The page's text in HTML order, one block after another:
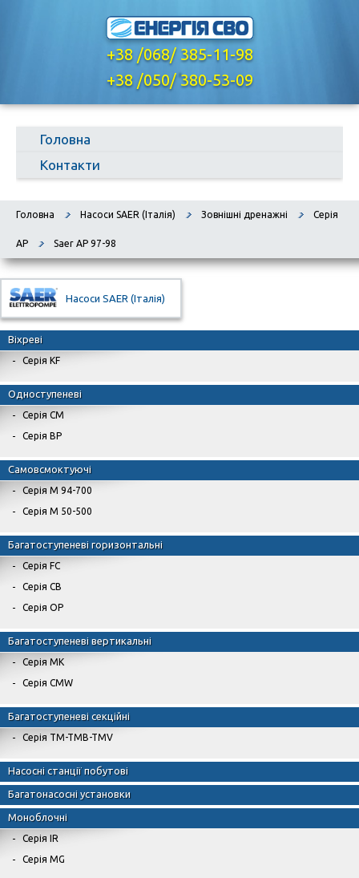
+38 /068/ 385-11-98
,
+38 /050/ 380-53-09
Головна
Контакти
Головна Насоси SAER (Італія) Зовнішні дренажні Серія
AP Saer AP 97-98
Насоси SAER (Італія)
Віхреві
Серія KF
Одноступеневі
Серія СМ
Серія ВР
Самовсмоктуючі
Серія М 94-700
Серія М 50-500
Багатоступеневі горизонтальні
Серія FC
Серія CB
Серія OP
Багатоступеневі вертикальні
Серія MK
Серія CMW
Багатоступеневі секційні
Серія TM-TMB-TMV
Насосні станції побутові
Багатонасосні установки
Моноблочні
Серія IR
Серія MG